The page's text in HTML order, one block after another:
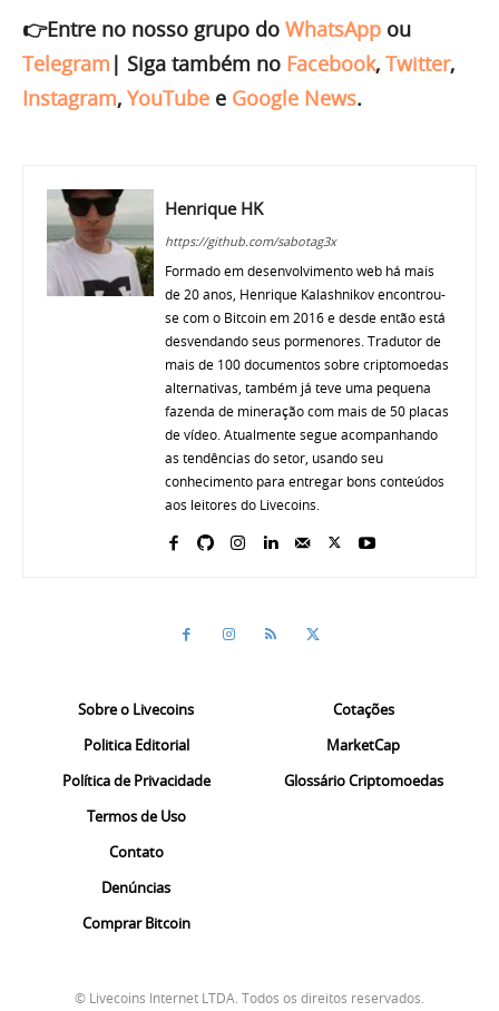
👉Entre no nosso grupo do WhatsApp ou
Telegram | Siga também no Facebook, Twitter,
Instagram, YouTube e Google News.
Henrique HK
https://github.com/sabotag3x
Formado em desenvolvimento web há mais
de 20 anos, Henrique Kalashnikov encontrou-
se com o Bitcoin em 2016 e desde então está
desvendando seus pormenores. Tradutor de
mais de 100 documentos sobre criptomoedas
alternativas, também já teve uma pequena
fazenda de mineração com mais de 50 placas
de vídeo. Atualmente segue acompanhando
as tendências do setor, usando seu
conhecimento para entregar bons conteúdos
aos leitores do Livecoins.
Sobre o Livecoins
Politica Editorial
Política de Privacidade
Termos de Uso
Contato
Denúncias
Comprar Bitcoin
Cotações
MarketCap
Glossário Criptomoedas
© Livecoins Internet LTDA. Todos os direitos reservados.